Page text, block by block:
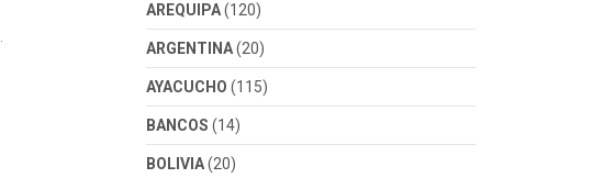
AREQUIPA(120)
ARGENTINA(20)
AYACUCHO (115)
BANCOS (14)
BOLIVIA(20)